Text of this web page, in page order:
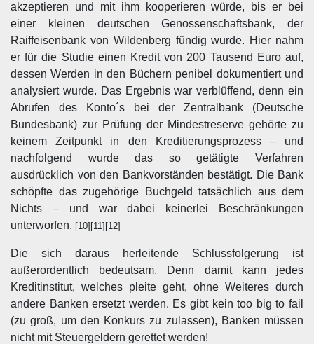
akzeptieren und mit ihm kooperieren würde, bis er bei
einer kleinen deutschen Genossenschaftsbank, der
Raiffeisenbank von Wildenberg fündig wurde. Hier nahm
er für die Studie einen Kredit von 200 Tausend Euro auf,
dessen Werden in den Büchern penibel dokumentiert und
analysiert wurde. Das Ergebnis war verblüffend, denn ein
Abrufen des Konto´s bei der Zentralbank (Deutsche
Bundesbank) zur Prüfung der Mindestreserve gehörte zu
keinem Zeitpunkt in den Kreditierungsprozess – und
nachfolgend wurde das so getätigte Verfahren
ausdrücklich von den Bankvorständen bestätigt. Die Bank
schöpfte das zugehörige Buchgeld tatsächlich aus dem
Nichts – und war dabei keinerlei Beschränkungen
unterworfen. [10][11][12]
Die sich daraus herleitende Schlussfolgerung ist
außerordentlich bedeutsam. Denn damit kann jedes
Kreditinstitut, welches pleite geht, ohne Weiteres durch
andere Banken ersetzt werden. Es gibt kein too big to fail
(zu groß, um den Konkurs zu zulassen), Banken müssen
nicht mit Steuergeldern gerettet werden!